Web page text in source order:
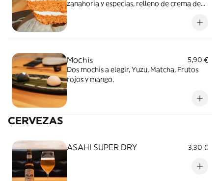
zanahoria y especias, relleno de crema de
Mochis
5,90 €
Dos mochis a elegir, Yuzu, Matcha, Frutos
rojos y mango.
CERVEZAS
ASAHI SUPER DRY 3,30 €